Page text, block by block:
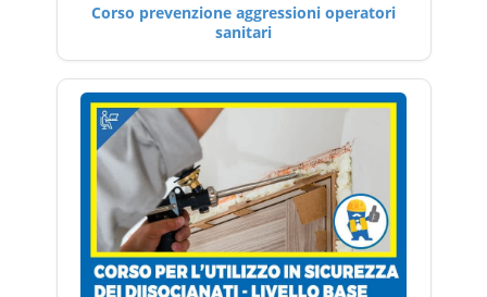
Corso prevenzione aggressioni operatori
sanitari